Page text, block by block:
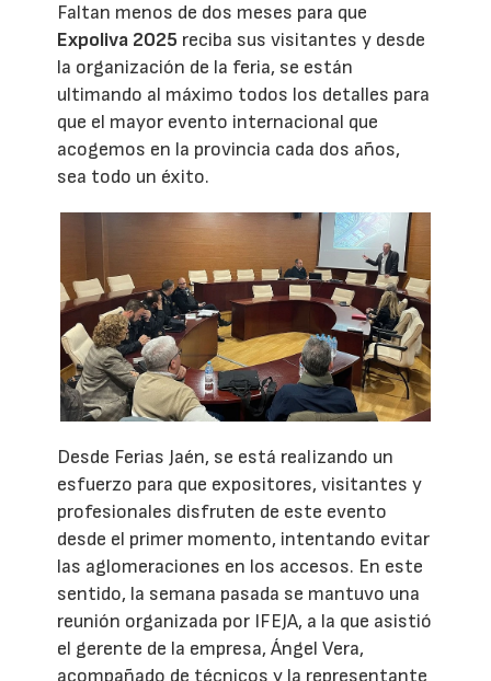
Faltan menos de dos meses para que
Expoliva 2025 reciba sus visitantes y desde
la organización de la feria, se están
ultimando al máximo todos los detalles para
que el mayor evento internacional que
acogemos en la provincia cada dos años,
sea todo un éxito.
Desde Ferias Jaén, se está realizando un
esfuerzo para que expositores, visitantes y
profesionales disfruten de este evento
desde el primer momento, intentando evitar
las aglomeraciones en los accesos. En este
sentido, la semana pasada se mantuvo una
reunión organizada por IFEJA, a la que asistió
el gerente de la empresa, Ángel Vera,
acompañado de técnicos y la representante